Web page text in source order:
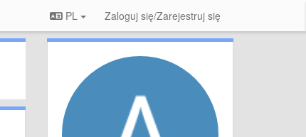
PL Zaloguj się/Zarejestruj się